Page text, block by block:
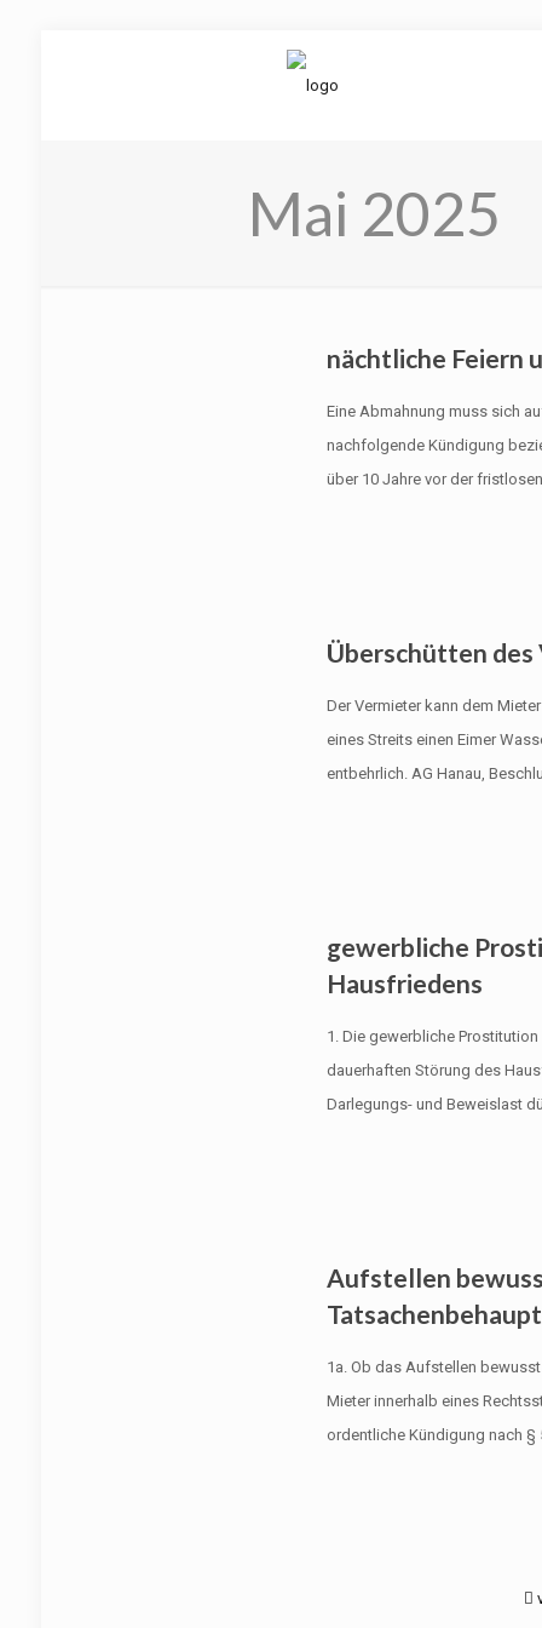
Mai 2025
nächtliche Feiern
Eine Abmahnung muss sich
nachfolgende Kündigung
über 10 Jahre vor der
Überschütten
Der Vermieter kann dem
eines Streits einen Eimer
entbehrlich. AG Hanau,
gewerbliche
Hausfriedens
1. Die gewerbliche
dauerhaften Störung des
Darlegungs- und Beweislast
Aufstellen
1a. Ob das Aufstellen
Mieter innerhalb eines
ordentliche Kündigung nach §